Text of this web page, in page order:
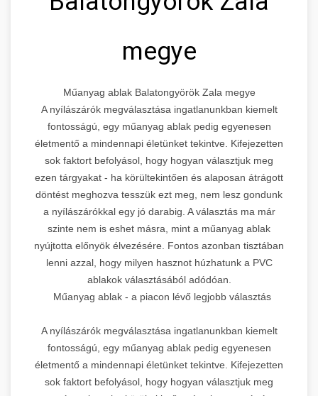
megye
Műanyag ablak Balatongyörök Zala megye
A nyílászárók megválasztása ingatlanunkban kiemelt
fontosságú, egy műanyag ablak pedig egyenesen
életmentő a mindennapi életünket tekintve. Kifejezetten
sok faktort befolyásol, hogy hogyan választjuk meg
ezen tárgyakat - ha körültekintően és alaposan átrágott
döntést meghozva tesszük ezt meg, nem lesz gondunk
a nyílászárókkal egy jó darabig. A választás ma már
szinte nem is eshet másra, mint a műanyag ablak
nyújtotta előnyök élvezésére. Fontos azonban tisztában
lenni azzal, hogy milyen hasznot húzhatunk a PVC
ablakok választásából adódóan.
Műanyag ablak - a piacon lévő legjobb választás
A nyílászárók megválasztása ingatlanunkban kiemelt
fontosságú, egy műanyag ablak pedig egyenesen
életmentő a mindennapi életünket tekintve. Kifejezetten
sok faktort befolyásol, hogy hogyan választjuk meg